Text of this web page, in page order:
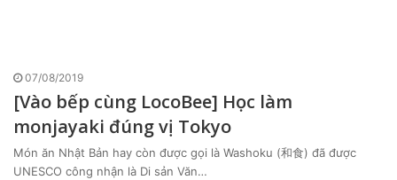
07/08/2019
[Vào bếp cùng LocoBee] Học làm
monjayaki đúng vị Tokyo
Món ăn Nhật Bản hay còn được gọi là Washoku (和食) đã được
UNESCO công nhận là Di sản Văn…